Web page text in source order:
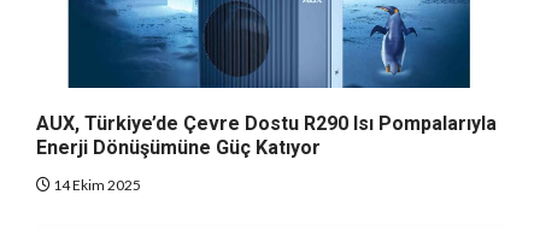
AUX, Türkiye’de Çevre Dostu R290 Isı Pompalarıyla
Enerji Dönüşümüne Güç Katıyor
14 Ekim 2025